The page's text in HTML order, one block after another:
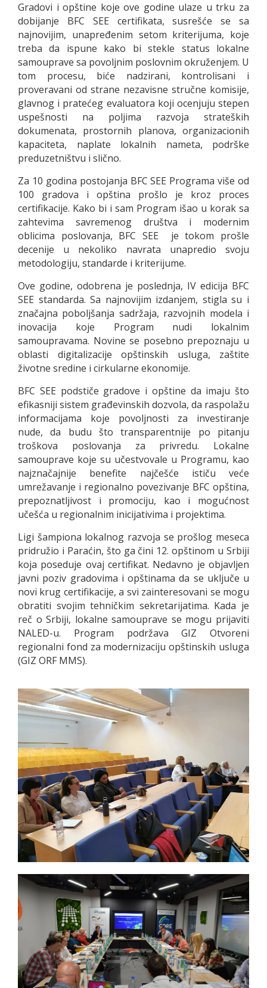
Gradovi i opštine koje ove godine ulaze u trku za
dobijanje BFC SEE certifikata, susrešće se sa
najnovijim, unapređenim setom kriterijuma, koje
treba da ispune kako bi stekle status lokalne
samouprave sa povoljnim poslovnim okruženjem. U
tom procesu, biće nadzirani, kontrolisani i
proveravani od strane nezavisne stručne komisije,
glavnog i pratećeg evaluatora koji ocenjuju stepen
uspešnosti na poljima razvoja strateških
dokumenata, prostornih planova, organizacionih
kapaciteta, naplate lokalnih nameta, podrške
preduzetništvu i slično.
Za 10 godina postojanja BFC SEE Programa više od
100 gradova i opština prošlo je kroz proces
certifikacije. Kako bi i sam Program išao u korak sa
zahtevima savremenog društva i modernim
oblicima poslovanja, BFC SEE je tokom prošle
decenije u nekoliko navrata unapredio svoju
metodologiju, standarde i kriterijume.
Ove godine, odobrena je poslednja, IV edicija BFC
SEE standarda. Sa najnovijim izdanjem, stigla su i
značajna poboljšanja sadržaja, razvojnih modela i
inovacija koje Program nudi lokalnim
samoupravama. Novine se posebno prepoznaju u
oblasti digitalizacije opštinskih usluga, zaštite
životne sredine i cirkularne ekonomije.
BFC SEE podstiče gradove i opštine da imaju što
efikasniji sistem građevinskih dozvola, da raspolažu
informacijama koje povoljnosti za investiranje
nude, da budu što transparentnije po pitanju
troškova poslovanja za privredu. Lokalne
samouprave koje su učestvovale u Programu, kao
najznačajnije benefite najčešće ističu veće
umrežavanje i regionalno povezivanje BFC opština,
prepoznatljivost i promociju, kao i mogućnost
učešća u regionalnim inicijativima i projektima.
Ligi šampiona lokalnog razvoja se prošlog meseca
pridružio i Paraćin, što ga čini 12. opštinom u Srbiji
koja poseduje ovaj certifikat. Nedavno je objavljen
javni poziv gradovima i opštinama da se uključe u
novi krug certifikacije, a svi zainteresovani se mogu
obratiti svojim tehničkim sekretarijatima. Kada je
reč o Srbiji, lokalne samouprave se mogu prijaviti
NALED-u. Program podržava GIZ Otvoreni
regionalni fond za modernizaciju opštinskih usluga
(GIZ ORF MMS).